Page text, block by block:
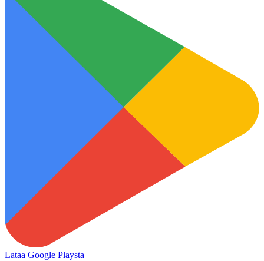
Lataa Google Playsta